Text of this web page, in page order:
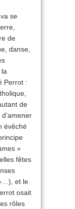
se
de
danse,
Perrot :
de
évêché
»
fêtes
et le
osait
rôles